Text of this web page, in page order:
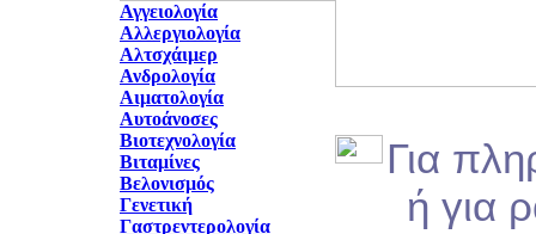
Αγγειολογία
Αλλεργιολογία
Αλτσχάιμερ
Ανδρολογία
Αιματολογία
Αυτοάνοσες
Βιοτεχνολογία
Βιταμίνες
Βελονισμός
Γενετική
Γαστρεντερολογία
Για
ή για